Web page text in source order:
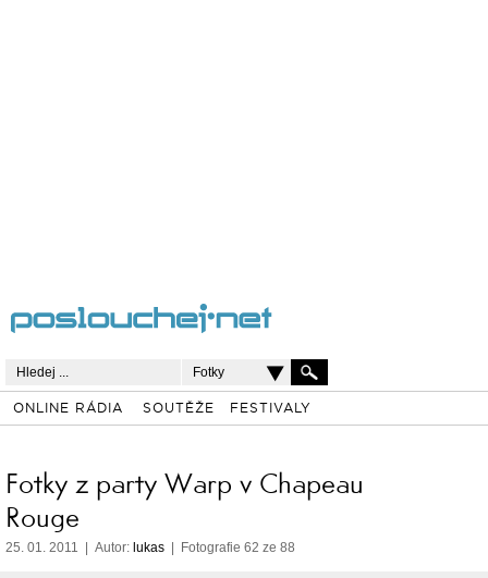
Fotky
ONLINE RÁDIA SOUTĚŽE FESTIVALY
Fotky z party Warp v Chapeau
Rouge
25. 01. 2011 | Autor: lukas | Fotografie 62 ze 88